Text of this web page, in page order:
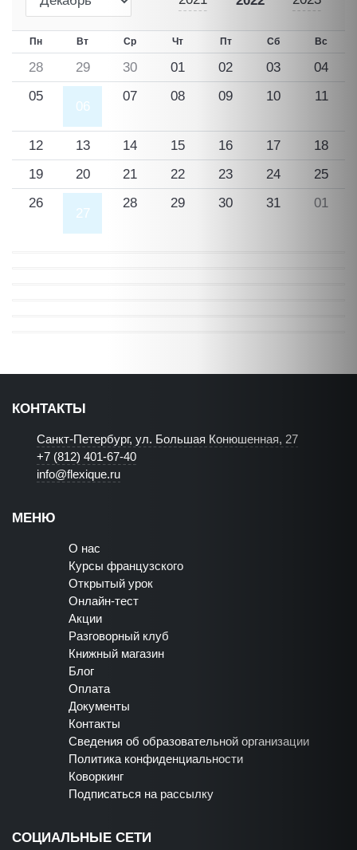
Пн Вт Ср Чт Пт Сб Вс
28 29 30 01 02 03
04
05
06
07 08 09 10 11
12 13 14 15 16 17
18
19
20 21 22 23 24
25
26
27
28 29 30 31 01
КОНТАКТЫ
Санкт-Петербург, ул. Большая Конюшенная, 27
+7 (812) 401-67-40
info@flexique.ru
МЕНЮ
О нас
Курсы французского
Открытый урок
Онлайн-тест
Акции
Разговорный клуб
Книжный магазин
Блог
Оплата
Документы
Контакты
Сведения об образовательной организации
Политика конфиденциальности
Коворкинг
Подписаться на рассылку
СОЦИАЛЬНЫЕ СЕТИ